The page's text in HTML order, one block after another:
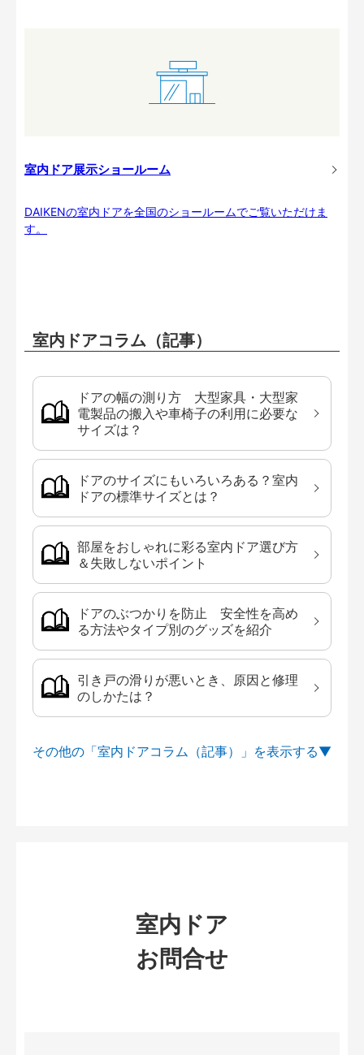
室内ドア展示ショールーム
DAIKENの室内ドアを全国のショールームでご覧いただけま
す。
室内ドアコラム（記事）
ドアの幅の測り方 大型家具・大型家
電製品の搬入や車椅子の利用に必要な
サイズは？
ドアのサイズにもいろいろある？室内
ドアの標準サイズとは？
部屋をおしゃれに彩る室内ドア選び方
＆失敗しないポイント
ドアのぶつかりを防止 安全性を高め
る方法やタイプ別のグッズを紹介
引き戸の滑りが悪いとき、原因と修理
のしかたは？
その他の「室内ドアコラム（記事）」を
室内ドア
お問合せ